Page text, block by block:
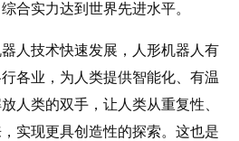
合实力达到世界先进水平。
人技术快速发展，人形机器人有
各业，为人类提供智能化、有温
人类的双手，让人类从重复性、
实现更具创造性的探索。这也是